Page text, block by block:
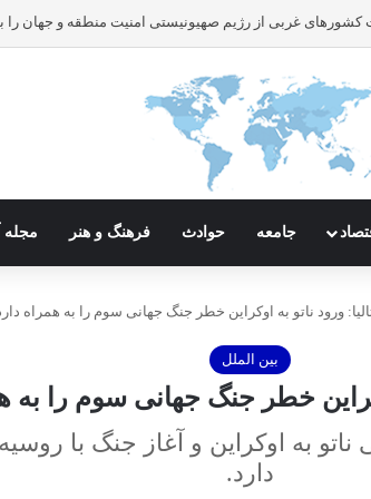
جامعه حوادث فرهنگ و هنر مجله
ورود ناتو به اوکراین خطر جنگ جهانی سوم را به همراه
بین الملل
اوکراین خطر جنگ جهانی سوم را به
ناتو به اوکراین و آغاز جنگ با
دارد.